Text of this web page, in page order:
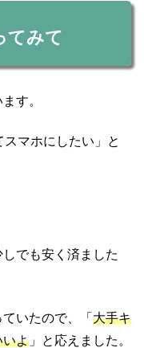
てみて
す。
マホにしたい」と
でも安く済ました
いたので、「 大手キ
いよ 」と応えました。